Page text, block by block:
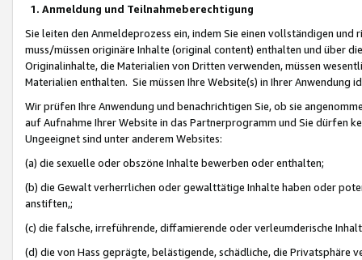
1. Anmeldung und Teilnahmeberechtigung
Sie leiten den Anmeldeprozess ein, indem Sie einen vollständigen
muss/müssen originäre Inhalte (original content) enthalten und über
Originalinhalte, die Materialien von Dritten verwenden, müssen
Materialien enthalten. Sie müssen Ihre Website(s) in Ihrer Anwendung
Wir prüfen Ihre Anwendung und benachrichtigen Sie, ob sie
auf Aufnahme Ihrer Website in das Partnerprogramm und Sie dürfen
Ungeeignet sind unter anderem Websites:
(a) die sexuelle oder obszöne Inhalte bewerben oder enthalten;
(b) die Gewalt verherrlichen oder gewalttätige Inhalte haben oder
anstiften,;
(c) die falsche, irreführende, diffamierende oder verleumderische
(d) die von Hass geprägte, belästigende, schädliche, die Privatsphäre